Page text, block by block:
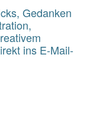
Gedanken
ins E-Mail-